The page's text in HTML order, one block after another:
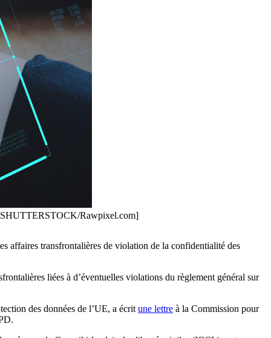
[SHUTTERSTOCK/Rawpixel.com]
affaires transfrontalières de violation de la confidentialité des
liées à d’éventuelles violations du règlement général sur
des données de l’UE, a écrit une lettre à la Commission pour